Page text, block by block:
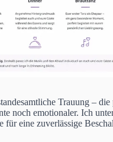
Trauung – die
noch emotionaler. Ich
für eine zuverlässige